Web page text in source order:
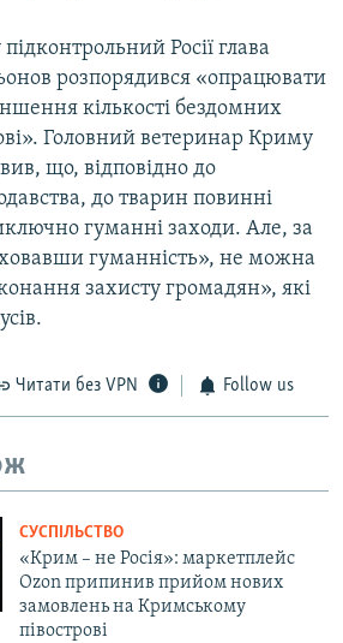
Росії глава
розпорядився «опрацювати
кількості бездомних
Головний ветеринар Криму
що, відповідно до
до тварин повинні
гуманні заходи. Але, за
гуманність», не можна
захисту громадян», які
Читати без VPN Follow us
СУСПІЛЬСТВО
«Крим – не Росія»: маркетплейс
Ozon припинив прийом нових
замовлень на Кримському
півострові